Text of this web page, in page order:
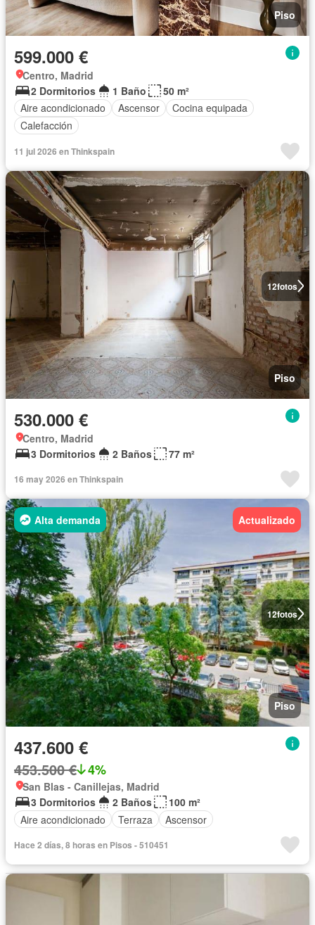
Piso
599.000 €
Centro, Madrid
2 Dormitorios
1 Baño
50 m²
Aire acondicionado
Ascensor
Cocina equipada
Calefacción
11 jul 2026 en Thinkspain
12fotos
Piso
530.000 €
Centro, Madrid
3 Dormitorios
2 Baños 77 m²
16 may 2026 en Thinkspain
12fotos
Alta demanda Actualizado
Piso
437.600 €
453.500 € 4%
San Blas - Canillejas, Madrid
3 Dormitorios
2 Baños
100 m²
Aire acondicionado
Terraza Ascensor
Hace 2 días, 8 horas en Pisos - 510451